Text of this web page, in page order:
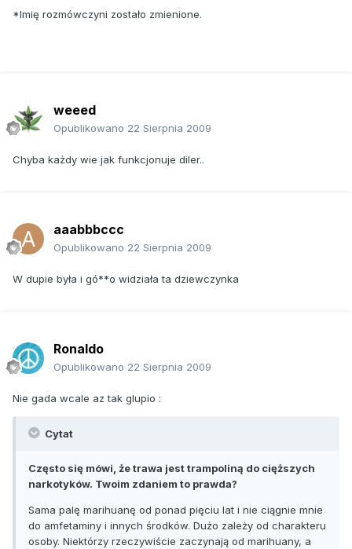
*Imię rozmówczyni zostało zmienione.
weeed
Opublikowano 22 Sierpnia 2009
Chyba każdy wie jak funkcjonuje diler..
aaabbbccc
Opublikowano 22 Sierpnia 2009
W dupie była i gó**o widziała ta dziewczynka
Ronaldo
Opublikowano 22 Sierpnia 2009
Nie gada wcale az tak glupio :
Cytat
Często się mówi, że trawa jest trampoliną do cięższych
narkotyków. Twoim zdaniem to prawda?
Sama palę marihuanę od ponad pięciu lat i nie ciągnie mnie
do amfetaminy i innych środków. Dużo zależy od charakteru
osoby. Niektórzy rzeczywiście zaczynają od marihuany, a